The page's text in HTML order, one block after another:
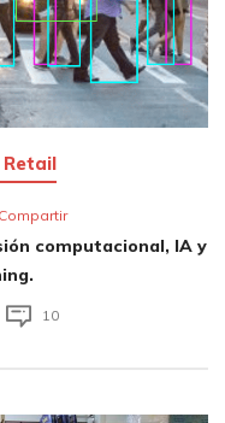
Compartir
computacional, IA y
10